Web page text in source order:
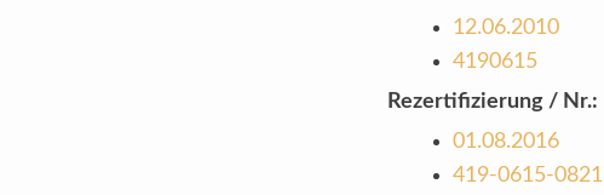
12.06.2010
4190615
Rezertifizierung / Nr.:
01.08.2016
419-0615-0821